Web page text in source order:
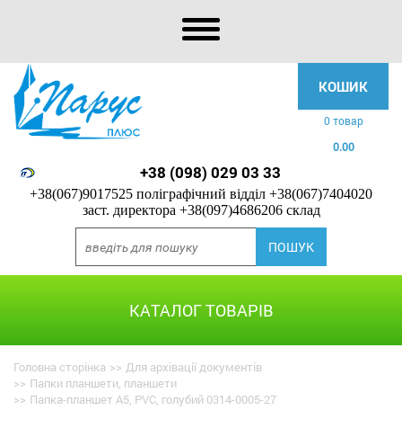
КОШИК
0 товар
0.00
+38 (098) 029 03 33
+38(067)9017525 поліграфічний відділ +38(067)7404020
заст. директора +38(097)4686206 склад
КАТАЛОГ ТОВАРІВ
Головна сторінка >> Для архівації документів
>> Папки планшети, планшети
>> Папка-планшет А5, PVC, голубий 0314-0005-27